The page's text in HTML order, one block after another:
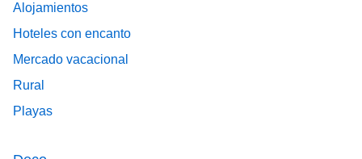
Alojamientos
Hoteles con encanto
Mercado vacacional
Rural
Playas